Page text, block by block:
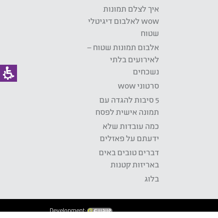
איך לצלם תמונות
wow לאלבום דיגיטלי
שטוח
אלבום תמונות שטוח –
לאירועים בלתי
נשכחים
סרטוני wow
5 סיבות להגדה עם
תמונה אישית לפסח
כמה עובדות שלא
ידעתם על פאזלים
דברים טובים באים
באריזות קטנות
בלוג
Development: